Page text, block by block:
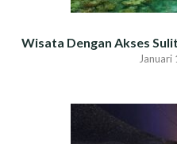
Wisata Dengan Akses